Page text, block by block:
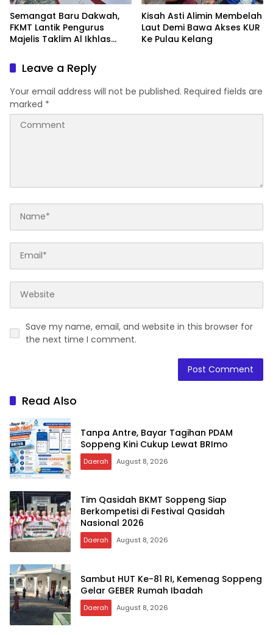
Semangat Baru Dakwah,
FKMT Lantik Pengurus
Majelis Taklim Al Ikhlas
Kisah Asti Alimin Membelah
Laut Demi Bawa Akses KUR
Ke Pulau Kelang
Leave a Reply
Your email address will not be published. Required fields are
marked *
Save my name, email, and website in this browser for
the next time I comment.
Read Also
Tanpa Antre, Bayar Tagihan PDAM
Soppeng Kini Cukup Lewat BRImo
Daerah August 8, 2026
Tim Qasidah BKMT Soppeng Siap
Berkompetisi di Festival Qasidah
Nasional 2026
Daerah August 8, 2026
Sambut HUT Ke-81 RI, Kemenag Soppeng
Gelar GEBER Rumah Ibadah
Daerah August 8, 2026